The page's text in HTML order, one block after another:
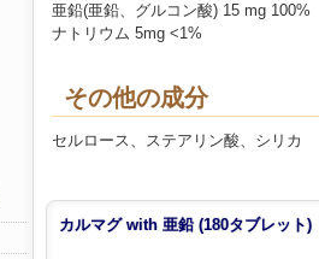
亜鉛(亜鉛、グルコン酸) 15 mg 100%
ナトリウム 5mg <1%
その他の成分
セルロース、ステアリン酸、シリカ
カルマグ with 亜鉛 (180タブレット)